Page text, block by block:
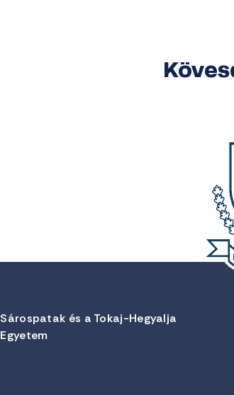
Sárospatak és a Tokaj-Hegyalja
Egyetem